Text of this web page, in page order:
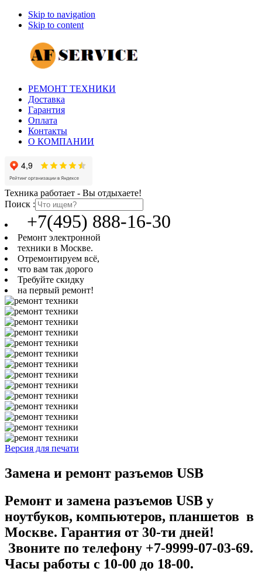
Skip to navigation
Skip to content
РЕМОНТ ТЕХНИКИ
Доставка
Гарантия
Оплата
Контакты
О КОМПАНИИ
Техника работает - Вы отдыхаете!
Поиск :
+7(495) 888-16-30
Ремонт электронной
техники в Москве.
Отремонтируем всё,
что вам так дорого
Требуйте скидку
на первый ремонт!
Версия для печати
Замена и ремонт разъемов USB
Ремонт и замена разъемов USB у
ноутбуков, компьютеров, планшетов в
Москве. Гарантия от 30-ти дней!
Звоните по телефону +7-9999-07-03-69.
Часы работы с 10-00 до 18-00.